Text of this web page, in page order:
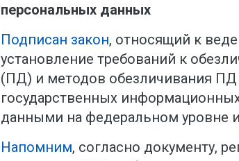
персональных данных
Подписан закон, относящий к
установление требований к
(ПД) и методов обезличивания
государственных
данными на федеральном уровне
Напомним, согласно документу,